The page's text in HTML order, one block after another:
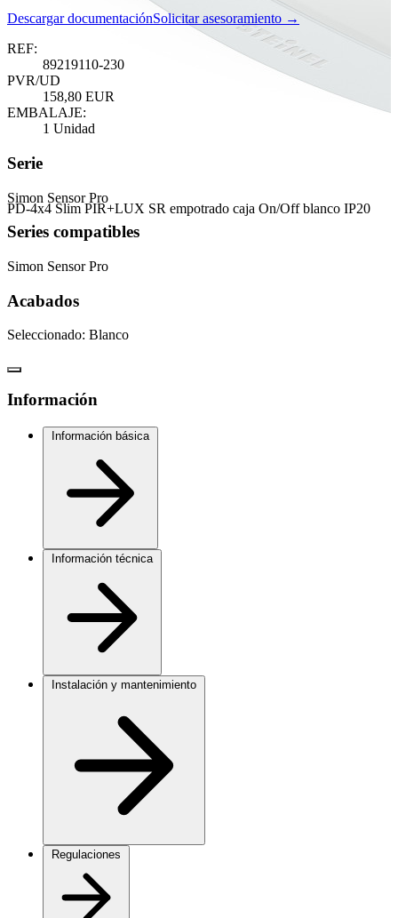
PD-4x4 Slim PIR+LUX SR empotrado caja On/Off blanco IP20
Descargar documentaciónSolicitar asesoramiento →
REF:
89219110-230
PVR/UD
158,80 EUR
EMBALAJE:
1 Unidad
Serie
Simon Sensor Pro
Series compatibles
Simon Sensor Pro
Acabados
Seleccionado: Blanco
Información